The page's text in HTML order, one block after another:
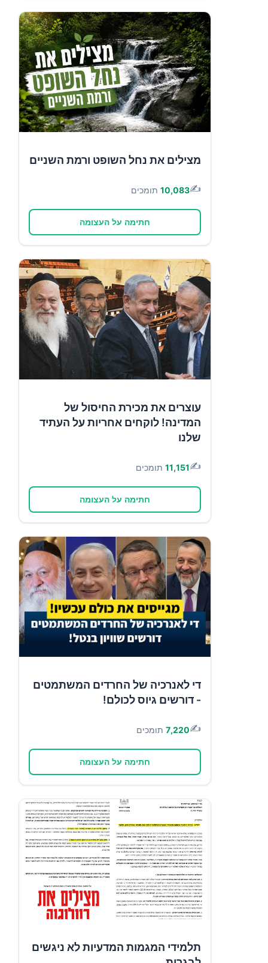
מצילים את נחל השופט ורמת השניים
✍️
10,083 תומכים
חתימה על העצומה
עוצרים את מכירת החיסול של
המדינה! לוקחים אחריות על העתיד
שלנו
✍️
11,151 תומכים
חתימה על העצומה
די לאנרכיה של החרדים המשתמטים
- דורשים גיוס לכולם!
✍️
7,220 תומכים
חתימה על העצומה
תלמידי המגמות המדעיות לא ניגשים